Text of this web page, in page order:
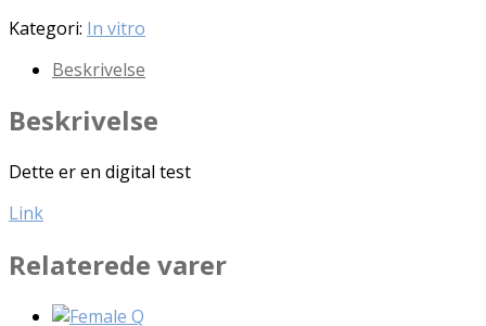
Kategori: In vitro
Beskrivelse
Beskrivelse
Dette er en digital test
Link
Relaterede varer